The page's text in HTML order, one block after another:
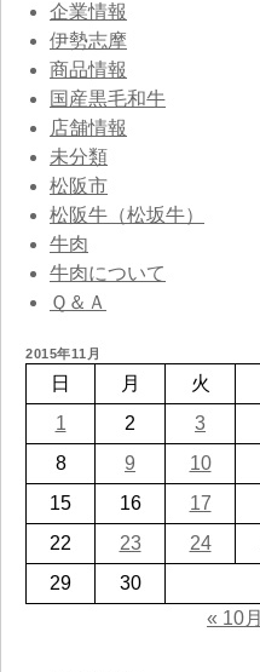
企業情報
伊勢志摩
商品情報
国産黒毛和牛
店舗情報
未分類
松阪市
松阪牛（松坂牛）
牛肉
牛肉について
Ｑ＆Ａ
2015年11月
日 月 火
1
2 3
8
9 10
15
16 17
22
23 24
29
30
« 10月